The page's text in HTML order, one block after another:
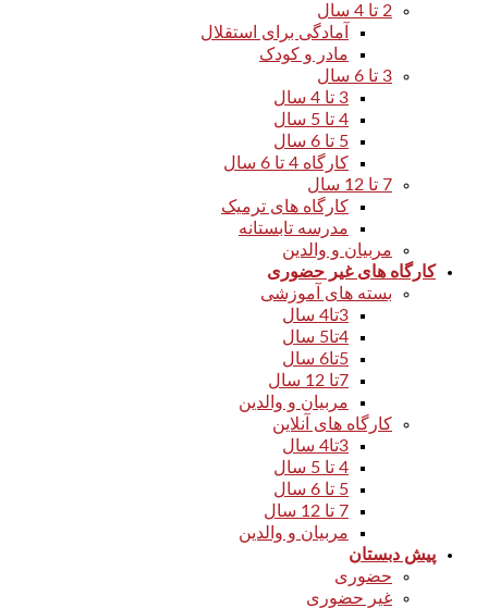
2 تا 4 سال
آمادگی برای استقلال
مادر و کودک
3 تا 6 سال
3 تا 4 سال
4 تا 5 سال
5 تا 6 سال
کارگاه 4 تا 6 سال
7 تا 12 سال
کارگاه های ترمیک
مدرسه تابستانه
مربیان و والدین
کارگاه های غیر حضوری
بسته های آموزشی
3تا4 سال
4تا5 سال
5تا6 سال
7تا 12 سال
مربیان و والدین
کارگاه های آنلاین
3تا4 سال
4 تا 5 سال
5 تا 6 سال
7 تا 12 سال
مربیان و والدین
پیش دبستان
حضوری
غیر حضوری